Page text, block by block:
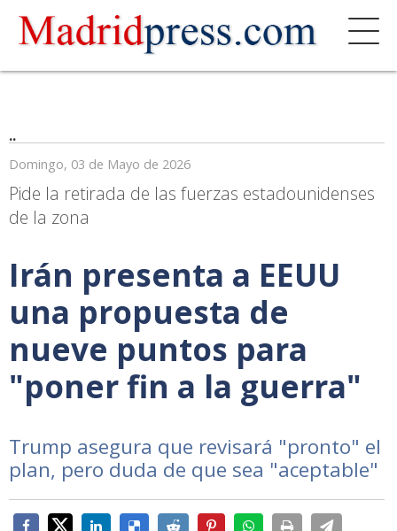
..
Domingo, 03 de Mayo de 2026
Pide la retirada de las fuerzas estadounidenses
de la zona
Irán presenta a EEUU
una propuesta de
nueve puntos para
"poner fin a la guerra"
Trump asegura que revisará "pronto" el
plan, pero duda de que sea "aceptable"